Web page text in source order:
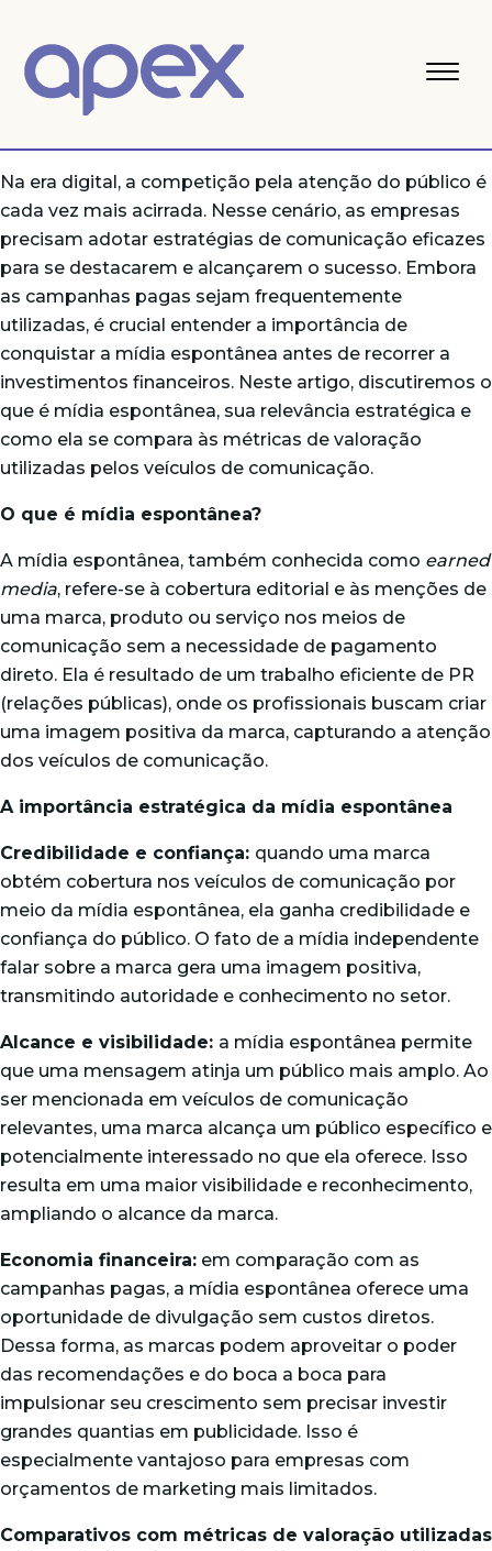
Na era digital, a competição pela atenção do público é
cada vez mais acirrada. Nesse cenário, as empresas
precisam adotar estratégias de comunicação eficazes
para se destacarem e alcançarem o sucesso. Embora
as campanhas pagas sejam frequentemente
utilizadas, é crucial entender a importância de
conquistar a mídia espontânea antes de recorrer a
investimentos financeiros. Neste artigo, discutiremos o
que é mídia espontânea, sua relevância estratégica e
como ela se compara às métricas de valoração
utilizadas pelos veículos de comunicação.
O que é mídia espontânea?
A mídia espontânea, também conhecida como earned
media, refere-se à cobertura editorial e às menções de
uma marca, produto ou serviço nos meios de
comunicação sem a necessidade de pagamento
direto. Ela é resultado de um trabalho eficiente de PR
(relações públicas), onde os profissionais buscam criar
uma imagem positiva da marca, capturando a atenção
dos veículos de comunicação.
A importância estratégica da mídia espontânea
Credibilidade e confiança: quando uma marca
obtém cobertura nos veículos de comunicação por
meio da mídia espontânea, ela ganha credibilidade e
confiança do público. O fato de a mídia independente
falar sobre a marca gera uma imagem positiva,
transmitindo autoridade e conhecimento no setor.
Alcance e visibilidade: a mídia espontânea permite
que uma mensagem atinja um público mais amplo. Ao
ser mencionada em veículos de comunicação
relevantes, uma marca alcança um público específico e
potencialmente interessado no que ela oferece. Isso
resulta em uma maior visibilidade e reconhecimento,
ampliando o alcance da marca.
Economia financeira: em comparação com as
campanhas pagas, a mídia espontânea oferece uma
oportunidade de divulgação sem custos diretos.
Dessa forma, as marcas podem aproveitar o poder
das recomendações e do boca a boca para
impulsionar seu crescimento sem precisar investir
grandes quantias em publicidade. Isso é
especialmente vantajoso para empresas com
orçamentos de marketing mais limitados.
Comparativos com métricas de valoração utilizadas